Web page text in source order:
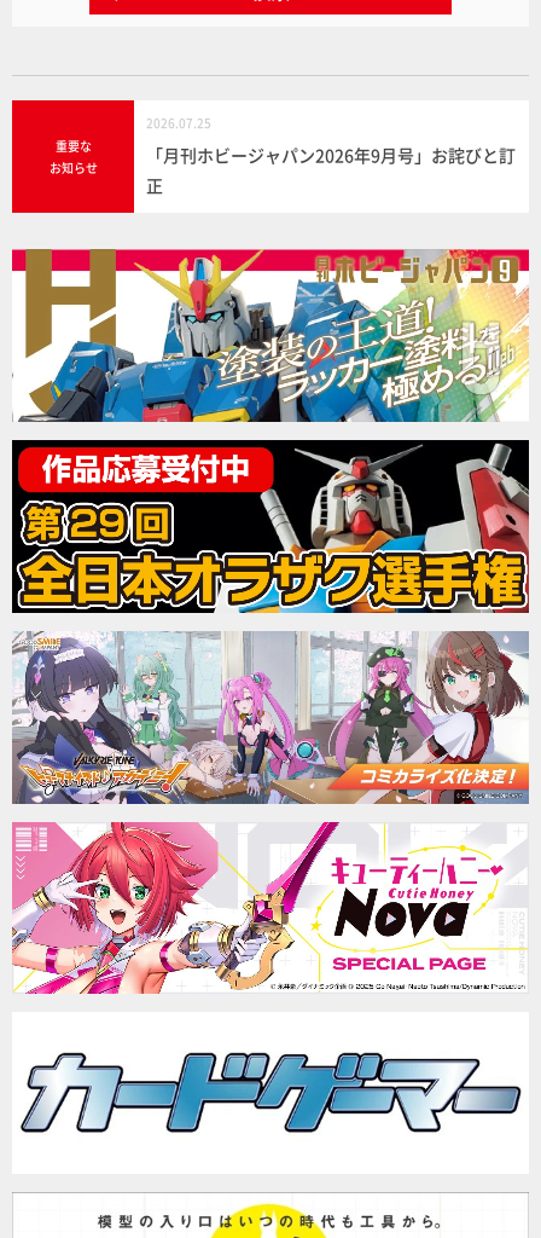
重要な
お知らせ
2026.07.25
「月刊ホビージャパン2026年9月号」お詫びと訂
正